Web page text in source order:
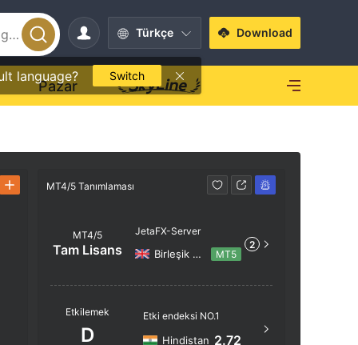
Türkçe
language? Switch
Download
Pazar
MT4/5 Tanımlaması
MT4/5
Tam Lisans
JetaFX-Server
Birleşik Krallık MT5
2
Etkilemek
D
Etki endeksi NO.1
Hindistan 2.72